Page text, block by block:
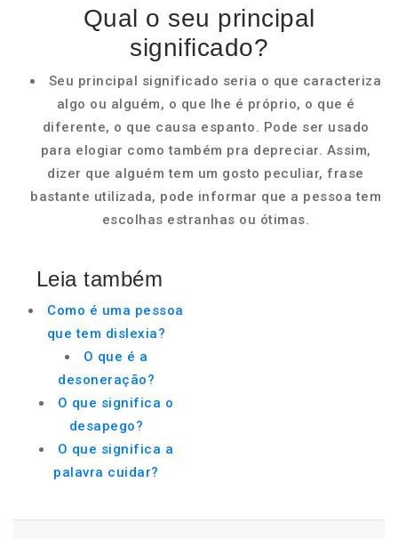
Qual o seu principal
significado?
Seu principal significado seria o que caracteriza
algo ou alguém, o que lhe é próprio, o que é
diferente, o que causa espanto. Pode ser usado
para elogiar como também pra depreciar. Assim,
dizer que alguém tem um gosto peculiar, frase
bastante utilizada, pode informar que a pessoa tem
escolhas estranhas ou ótimas.
Leia também
Como é uma pessoa
que tem dislexia?
O que é a
desoneração?
O que significa o
desapego?
O que significa a
palavra cuidar?